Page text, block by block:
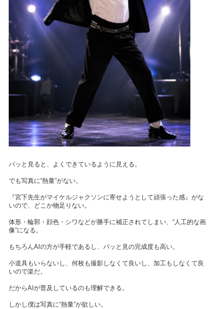
パッと見ると、よくできているように見える。
でも写真に“熱量”がない。
『宮下先生がマイケルジャクソンに寄せようとして頑張った感』がな
いので、どこか物足りない。
体形・輪郭・顔色・シワなどが勝手に補正されてしまい、“人工的な画
像”になる。
もちろんAIの方が手軽であるし、パッと見の完成度も高い。
小道具もいらないし、何枚も撮影しなくて良いし、加工もしなくて良
いので楽だ。
だからAIが普及しているのも理解できる。
しかし僕は写真に“熱量”が欲しい。